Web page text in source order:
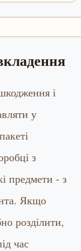
і
у
з
предмети - з
Якщо
розділити,
час